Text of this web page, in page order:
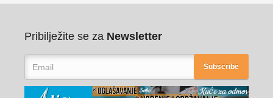
Pribilježite se za Newsletter
Subscribe